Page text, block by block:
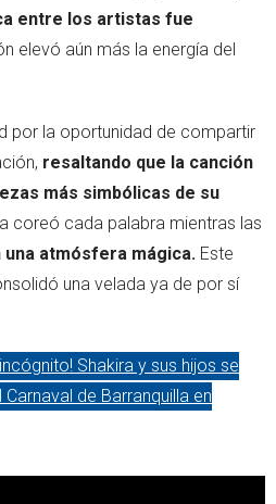
entre los artistas fue
elevó aún más la energía del
por la oportunidad de compartir
resaltando que la canción
más simbólicas de su
coreó cada palabra mientras las
una atmósfera mágica. Este
una velada ya de por sí
incógnito! Shakira y sus hijos se
de Barranquilla en